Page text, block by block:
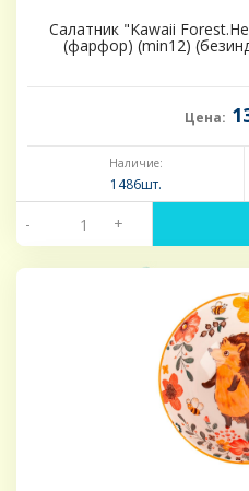
Салатник "Kawaii
(фарфор) (min12)
Цена:
Наличие:
1486шт.
- +